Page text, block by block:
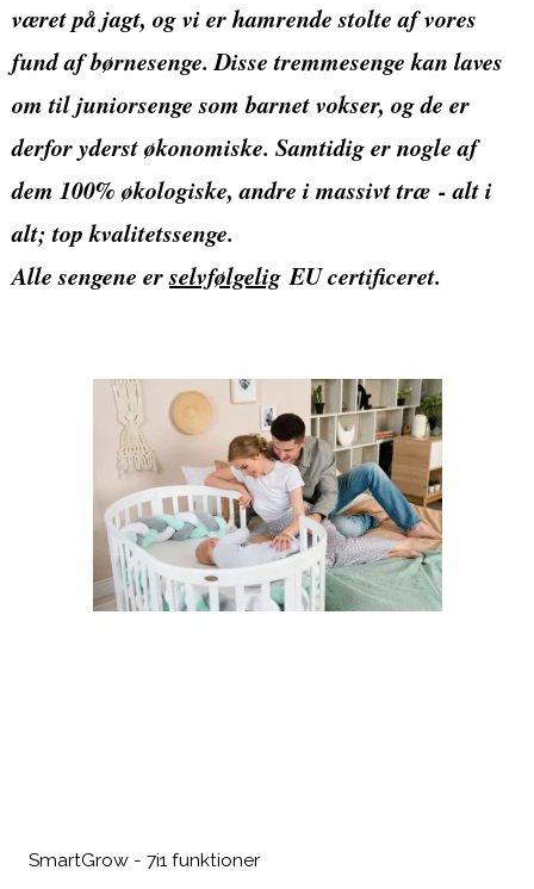
været på jagt, og vi er hamrende stolte af vores
fund af børnesenge. Disse tremmesenge kan laves
om til juniorsenge som barnet vokser, og de er
derfor yderst økonomiske. Samtidig er nogle af
dem 100% økologiske, andre i massivt træ - alt i
alt; top kvalitetssenge.
Alle sengene erselvfølgelig EU certificeret.
SmartGrow - 7i1 funktioner